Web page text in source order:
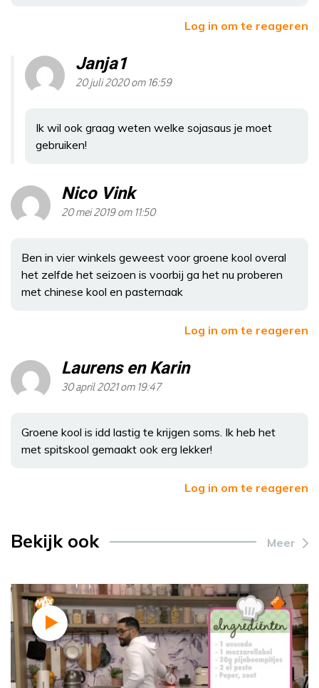
Log in om te reageren
Janja1
20 juli 2020 om 16:59
Ik wil ook graag weten welke sojasaus je moet
gebruiken!
Nico Vink
20 mei 2019 om 11:50
Ben in vier winkels geweest voor groene kool overal
het zelfde het seizoen is voorbij ga het nu proberen
met chinese kool en pasternaak
Log in om te reageren
Laurens en Karin
30 april 2021 om 19:47
Groene kool is idd lastig te krijgen soms. Ik heb het
met spitskool gemaakt ook erg lekker!
Log in om te reageren
Bekijk ook Meer